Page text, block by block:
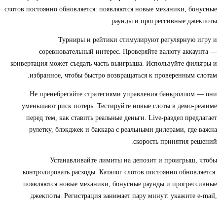
слотов постоянно обновляется: появляются новые механики, бонусные
раунды и прогрессивные джекпоты.
Турниры и рейтики стимулируют регулярную игру и
соревновательный интерес. Проверяйте валюту аккаунта —
конвертация может съедать часть выигрыша. Используйте фильтры и
избранное, чтобы быстро возвращаться к проверенным слотам.
Не пренебрегайте стратегиями управления банкроллом — они
уменьшают риск потерь. Тестируйте новые слоты в демо-режиме
перед тем, как ставить реальные деньги. Live-раздел предлагает
рулетку, блэкджек и баккара с реальными дилерами, где важна
скорость принятия решений.
Устанавливайте лимиты на депозит и проигрыш, чтобы
контролировать расходы. Каталог слотов постоянно обновляется:
появляются новые механики, бонусные раунды и прогрессивные
джекпоты. Регистрация занимает пару минут: укажите e‑mail,